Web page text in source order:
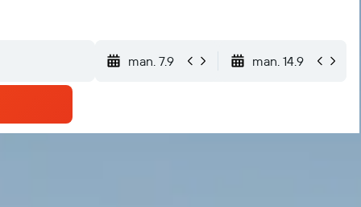
man. 7.9 man. 14.9